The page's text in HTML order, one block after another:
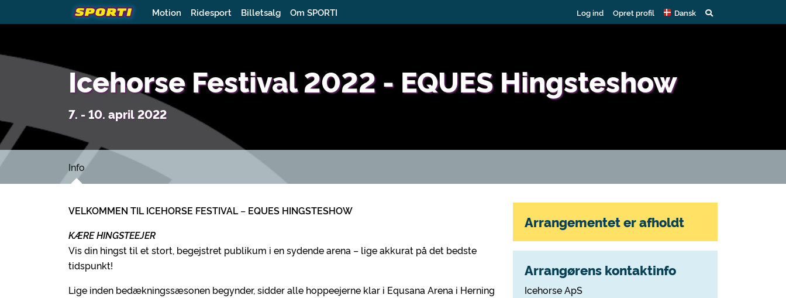
Motion Ridesport Billetsalg Om SPORTI Log ind Opret profil Dansk
Icehorse Festival 2022 - EQUES Hingsteshow
7. - 10. april 2022
Info
VELKOMMEN TIL ICEHORSE FESTIVAL– EQUES HINGSTESHOW
KÆRE HINGSTEEJER
Vis din hingst til et stort, begejstret publikum i en sydende arena – lige akkurat på det bedste
tidspunkt!
Lige inden bedækningssæsonen begynder, sidder alle hoppeejerne klar i Equsana Arena i Herning
Arrangementet er afholdt
Arrangørens kontaktinfo
Icehorse ApS